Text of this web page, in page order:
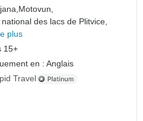
Motovun,
national des lacs de Plitvice,
plus
15+
en : Anglais
Travel